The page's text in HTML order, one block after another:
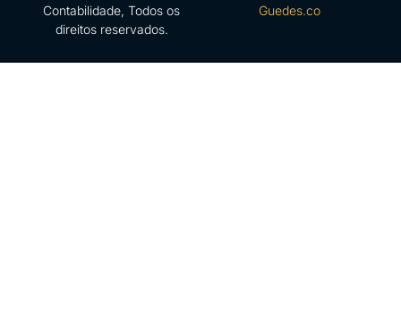
Contabilidade, Todos os
direitos reservados.
Guedes.co